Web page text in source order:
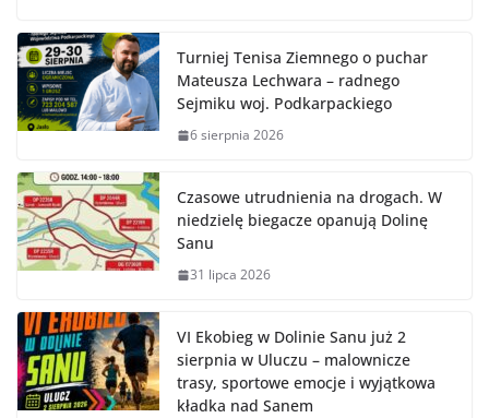
Turniej Tenisa Ziemnego o puchar
Mateusza Lechwara – radnego
Sejmiku woj. Podkarpackiego
6 sierpnia 2026
Czasowe utrudnienia na drogach. W
niedzielę biegacze opanują Dolinę
Sanu
31 lipca 2026
VI Ekobieg w Dolinie Sanu już 2
sierpnia w Uluczu – malownicze
trasy, sportowe emocje i wyjątkowa
kładka nad Sanem